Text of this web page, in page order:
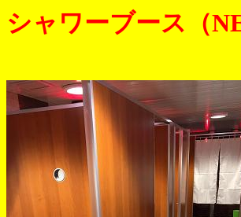
シャワーブース（